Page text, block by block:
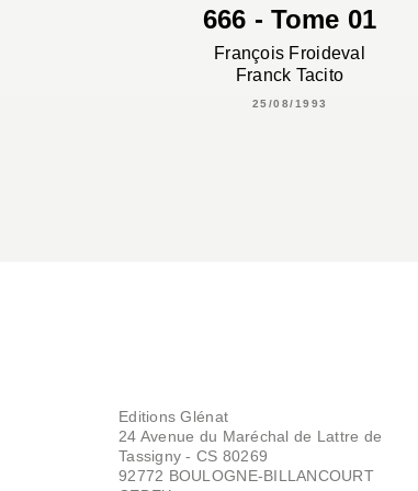
666 - Tome 01
François Froideval
Franck Tacito
25/08/1993
Editions Glénat
24 Avenue du Maréchal de Lattre de
Tassigny - CS 80269
92772 BOULOGNE-BILLANCOURT